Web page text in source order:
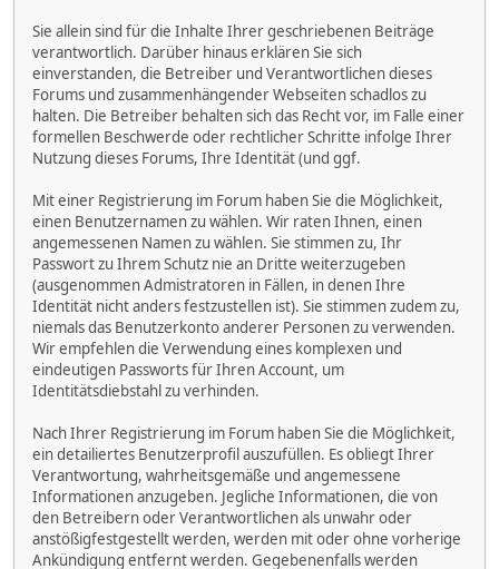
Sie allein sind für die Inhalte Ihrer geschriebenen Beiträge
verantwortlich. Darüber hinaus erklären Sie sich
einverstanden, die Betreiber und Verantwortlichen dieses
Forums und zusammenhängender Webseiten schadlos zu
halten. Die Betreiber behalten sich das Recht vor, im Falle einer
formellen Beschwerde oder rechtlicher Schritte infolge Ihrer
Nutzung dieses Forums, Ihre Identität (und ggf.
Mit einer Registrierung im Forum haben Sie die Möglichkeit,
einen Benutzernamen zu wählen. Wir raten Ihnen, einen
angemessenen Namen zu wählen. Sie stimmen zu, Ihr
Passwort zu Ihrem Schutz nie an Dritte weiterzugeben
(ausgenommen Admistratoren in Fällen, in denen Ihre
Identität nicht anders festzustellen ist). Sie stimmen zudem zu,
niemals das Benutzerkonto anderer Personen zu verwenden.
Wir empfehlen die Verwendung eines komplexen und
eindeutigen Passworts für Ihren Account, um
Identitätsdiebstahl zu verhinden.
Nach Ihrer Registrierung im Forum haben Sie die Möglichkeit,
ein detailiertes Benutzerprofil auszufüllen. Es obliegt Ihrer
Verantwortung, wahrheitsgemäße und angemessene
Informationen anzugeben. Jegliche Informationen, die von
den Betreibern oder Verantwortlichen als unwahr oder
anstößigfestgestellt werden, werden mit oder ohne vorherige
Ankündigung entfernt werden. Gegebenenfalls werden